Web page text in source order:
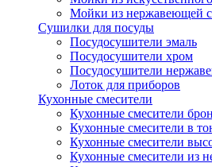
Мойки из нержавеющей
Сушилки для посуды
Посудосушители эмаль
Посудосушители хром
Посудосушители
Лоток для приборов
Кухонные смесители
Кухонные смесители
Кухонные смесители в
Кухонные смесители
Кухонные смесители из